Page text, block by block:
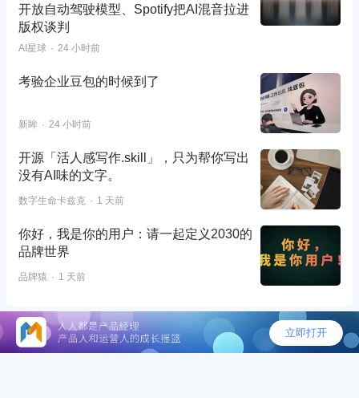
开放自动驾驶模型、Spotify把AI混音拉进
版权谈判
AI星球 24 小时前
考验企业豆包的时候到了
新眸 24 小时前
开源「活人感写作.skill」，只为帮你写出
没有AI味的文字。
数字生命卡兹克 1 天前
你好，我是你的用户：请一起定义2030的
品牌世界
品牌猿 1 天前
©2026 - 人人都是产品经理